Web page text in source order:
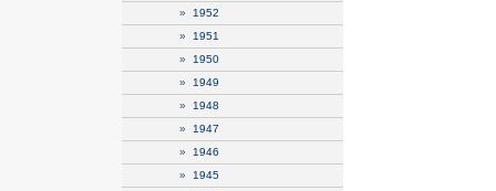
» 1952
» 1951
» 1950
» 1949
» 1948
» 1947
» 1946
» 1945